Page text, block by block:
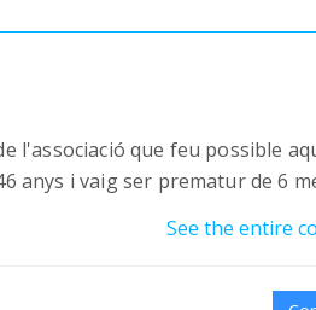
l'associació que feu possible
anys i vaig ser prematur de 6
See the entire